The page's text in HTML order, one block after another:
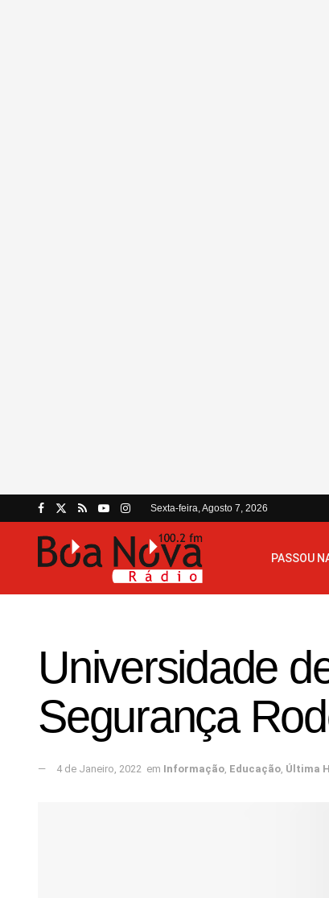
Sexta-feira, Agosto 7, 2026
PASSOU
Universidade
Segurança
4 de Janeiro, 2022 em Informação, Educação, Última